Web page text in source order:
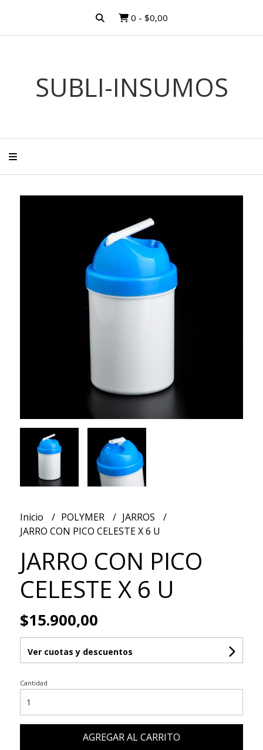
0 - $0,00
SUBLI-INSUMOS
Inicio POLYMER
JARROS
JARRO CON PICO CELESTE X 6 U
JARRO CON PICO
CELESTE X 6 U
$15.900,00
Ver cuotas y descuentos
Cantidad
AGREGAR AL CARRITO